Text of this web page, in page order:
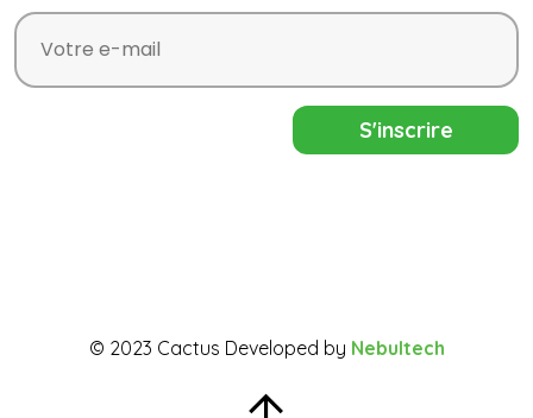
© 2023 Cactus Developed by Nebultech